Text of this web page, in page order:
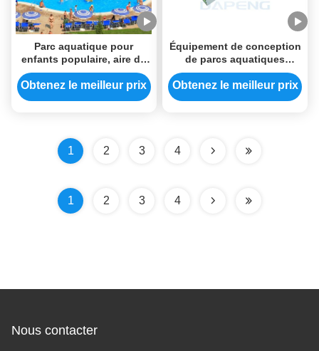
Parc aquatique pour
enfants populaire, aire de
jeux aquatique, bateau
pirate, piscine, toboggans
Obtenez le meilleur prix
Équipement de conception
de parcs aquatiques
extérieurs enfants Fibre de
verre toboggan d'eau avec
Obtenez le meilleur prix
1 2 3 4
1 2 3 4
Nous contacter